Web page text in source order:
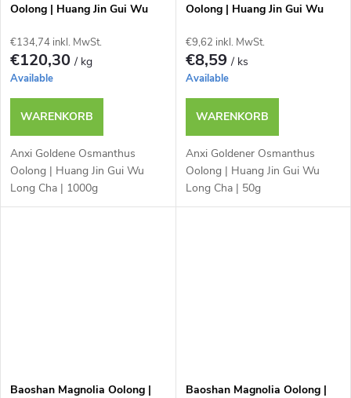
Oolong | Huang Jin Gui Wu
€134,74 inkl. MwSt.
€120,30/ kg
Available
WARENKORB
Anxi Goldene Osmanthus
Oolong | Huang Jin Gui Wu
Long Cha | 1000g
Oolong | Huang Jin Gui Wu
€9,62 inkl. MwSt.
€8,59/ ks
Available
WARENKORB
Anxi Goldener Osmanthus
Oolong | Huang Jin Gui Wu
Long Cha | 50g
Baoshan Magnolia Oolong |
Baoshan Magnolia Oolong |